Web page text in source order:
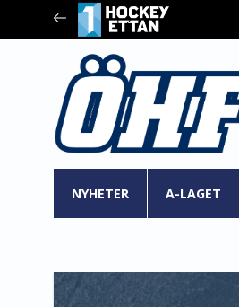
NYHETER A-LAGET